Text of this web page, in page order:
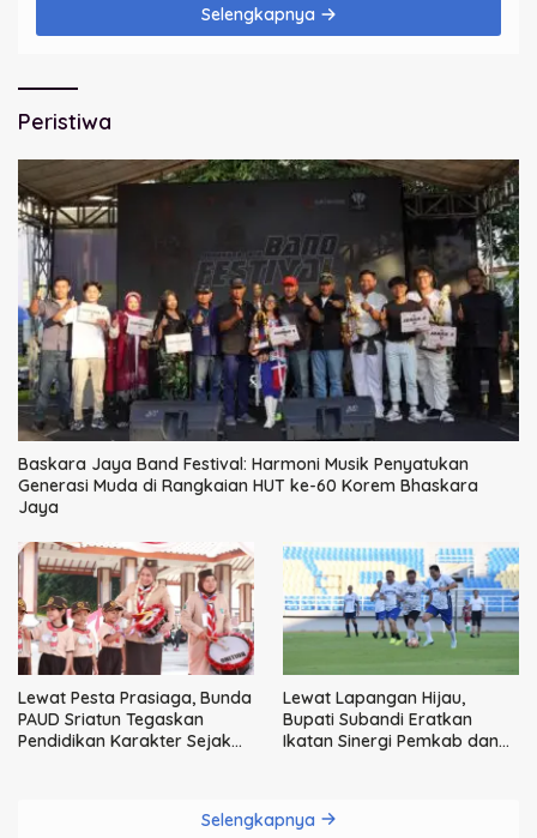
Selengkapnya
Peristiwa
Baskara Jaya Band Festival: Harmoni Musik Penyatukan
Generasi Muda di Rangkaian HUT ke-60 Korem Bhaskara
Jaya
Lewat Pesta Prasiaga, Bunda
PAUD Sriatun Tegaskan
Pendidikan Karakter Sejak
Lewat Lapangan Hijau,
Bupati Subandi Eratkan
Ikatan Sinergi Pemkab dan
Selengkapnya